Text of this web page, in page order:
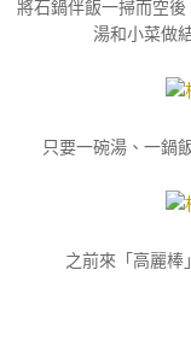
將石鍋伴飯一掃而空
湯和小菜做
只要一碗湯、一鍋
之前來「高麗棒